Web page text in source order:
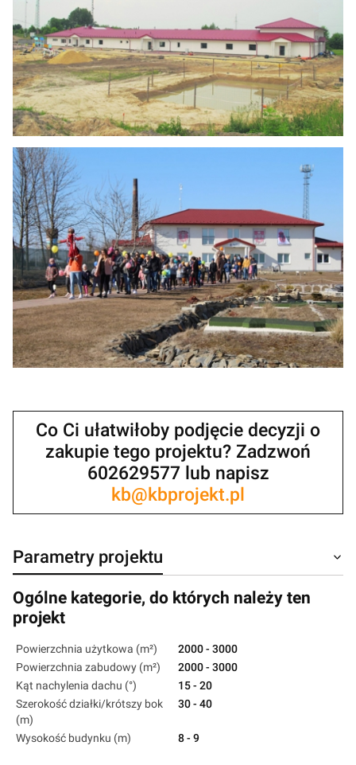
Co Ci ułatwiłoby podjęcie decyzji o
zakupie tego projektu? Zadzwoń
602629577 lub napisz
kb@kbprojekt.pl
Parametry projektu
Ogólne kategorie, do których należy ten
projekt
Powierzchnia użytkowa (m²)
2000 - 3000
Powierzchnia zabudowy (m²)
2000 - 3000
Kąt nachylenia dachu (°)
15 - 20
Szerokość działki/krótszy bok
(m)
30 - 40
Wysokość budynku (m) 8 - 9